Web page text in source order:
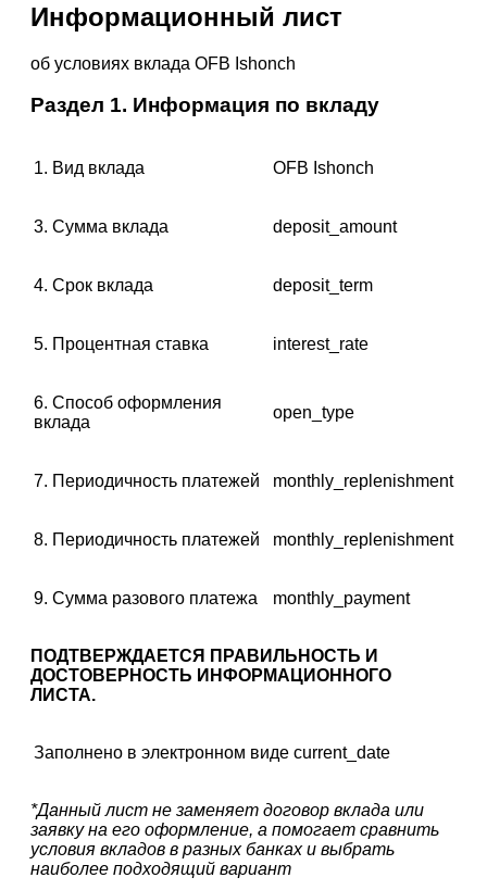
Информационный лист
об условиях вклада OFB Ishonch
Раздел 1. Информация по вкладу
1. Вид вклада OFB Ishonch
3. Сумма вклада deposit_amount
4. Срок вклада deposit_term
5. Процентная ставка interest_rate
6. Способ оформления
вклада
open_type
7. Периодичность платежей monthly_replenishment
8. Периодичность платежей monthly_replenishment
9. Сумма разового платежа monthly_payment
ПОДТВЕРЖДАЕТСЯ ПРАВИЛЬНОСТЬ И
ДОСТОВЕРНОСТЬ ИНФОРМАЦИОННОГО
ЛИСТА.
Заполнено в электронном виде current_date
*Данный лист не заменяет договор вклада или
заявку на его оформление, а помогает сравнить
условия вкладов в разных банках и выбрать
наиболее подходящий вариант